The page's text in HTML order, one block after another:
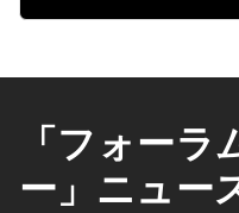
「フォーラ
ー」ニュー